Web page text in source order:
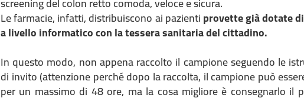
Le farmacie, infatti, distribuiscono ai pazientiprovette già dotate
a livello informatico con la tessera sanitaria del cittadino.
In questo modo, non appena raccolto il campione seguendo le
di invito (attenzione perché dopo la raccolta, il campione può
per un massimo di 48 ore, ma la cosa migliore è consegnarlo il